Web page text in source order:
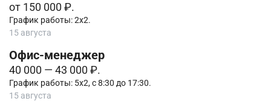
от 150 000 ₽.
График работы: 2х2.
15 августа
Офис-менеджер
40 000 — 43 000 ₽.
График работы: 5х2, с 8:30 до 17:30.
15 августа